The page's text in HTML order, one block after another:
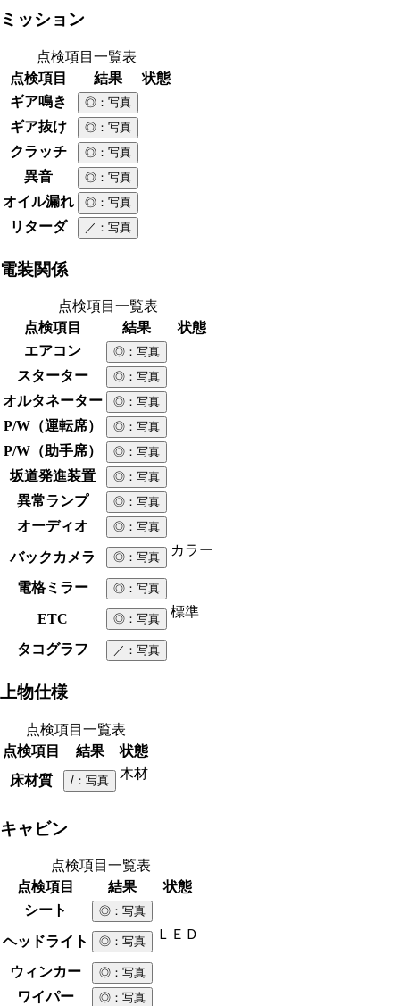
ミッション
点検項目一覧表
点検項目
結果
状態
ギア鳴き
◎ ：写真
ギア抜け ◎ ：写真
クラッチ ◎ ：写真
異音 ◎ ：写真
オイル漏れ ◎ ：写真
リターダ ／ ：写真
電装関係
点検項目一覧表
点検項目
結果
状態
エアコン
◎ ：写真
スターター ◎ ：写真
オルタネーター ◎ ：写真
P/W（運転席） ◎ ：写真
P/W（助手席） ◎ ：写真
坂道発進装置 ◎ ：写真
異常ランプ ◎ ：写真
オーディオ ◎ ：写真
バックカメラ ◎ ：写真 カラー
電格ミラー ◎ ：写真
ETC ◎ ：写真 標準
タコグラフ ／ ：写真
上物仕様
点検項目一覧表
点検項目
結果
状態
床材質
/ ：写真 木材
キャビン
点検項目一覧表
点検項目
結果
状態
シート
◎ ：写真
ヘッドライト ◎ ：写真 ＬＥＤ
ウィンカー ◎ ：写真
ワイパー ◎ ：写真